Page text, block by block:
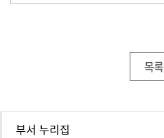
목록
부서 누리집